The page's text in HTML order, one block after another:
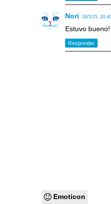
Nori 18/5/15, 20:40
Estuvo
Responder
Emoticon